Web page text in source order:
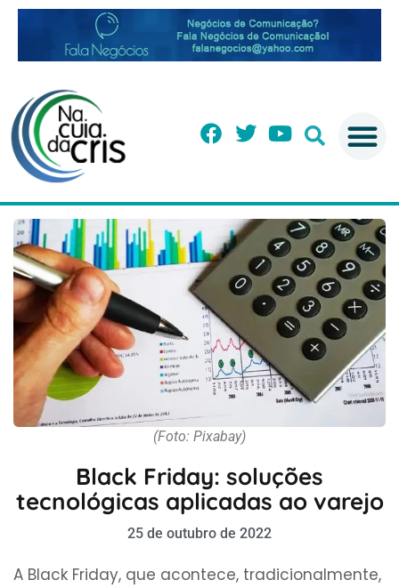
(Foto: Pixabay)
Black Friday: soluções
tecnológicas aplicadas ao varejo
25 de outubro de 2022
A Black Friday, que acontece, tradicionalmente,